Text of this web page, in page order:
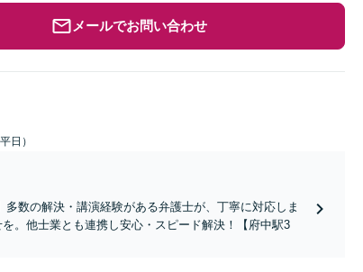
メールでお問い合わせ
日）
数の解決・講演経験がある弁護士が、丁寧に対応しま
。他士業とも連携し安心・スピード解決！【府中駅3